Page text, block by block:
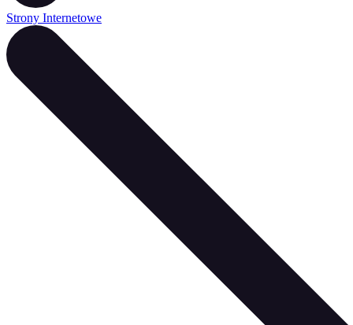
Strony Internetowe